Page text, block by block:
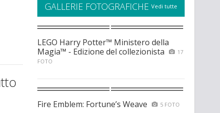
GALLERIE FOTOGRAFICHE Vedi tutte
LEGO Harry Potter™ Ministero della
Magia™ - Edizione del collezionista
17
FOTO
Fire Emblem: Fortune’s Weave 5 FOTO